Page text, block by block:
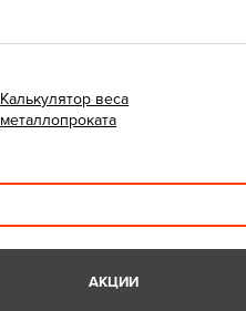
Калькулятор веса
металлопроката
АКЦИИ